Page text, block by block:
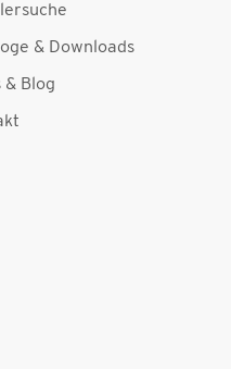
& Downloads
& Blog